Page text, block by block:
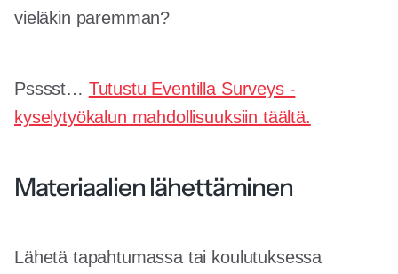
vieläkin paremman?
Psssst… Tutustu Eventilla Surveys -
kyselytyökalun mahdollisuuksiin täältä.
Materiaalien lähettäminen
Lähetä tapahtumassa tai koulutuksessa